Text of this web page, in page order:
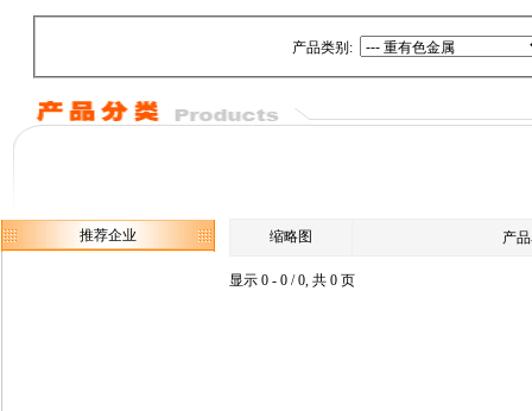
产品类别:
推荐企业 缩略图 产
显示 0 - 0 / 0, 共 0 页